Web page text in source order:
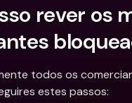
rever os
todos os
estes passos: